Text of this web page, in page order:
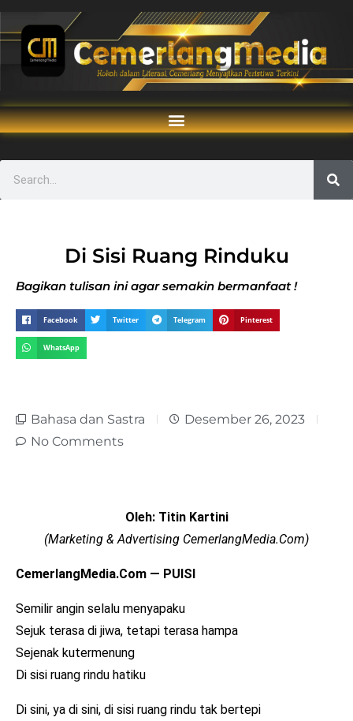
Di Sisi Ruang Rinduku
Bagikan tulisan ini agar semakin bermanfaat !
Facebook Twitter Telegram Pinterest
WhatsApp
Bahasa dan Sastra
Desember 26, 2023
No Comments
Oleh: Titin Kartini
(Marketing & Advertising CemerlangMedia.Com)
CemerlangMedia.Com — PUISI
Semilir angin selalu menyapaku
Sejuk terasa di jiwa, tetapi terasa hampa
Sejenak kutermenung
Di sisi ruang rindu hatiku
Di sini, ya di sini, di sisi ruang rindu tak bertepi